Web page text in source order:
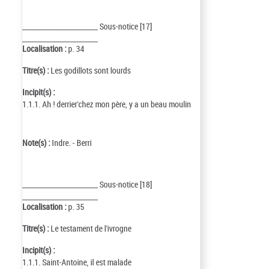
_________________________ Sous-notice [17]
Localisation :p. 34
Titre(s) : Les godillots sont lourds
Incipit(s) :
1.1.1. Ah ! derrier'chez mon père, y a un beau moulin
Note(s) : Indre. - Berri
_________________________ Sous-notice [18]
Localisation :p. 35
Titre(s) : Le testament de l'ivrogne
Incipit(s) :
1.1.1. Saint-Antoine, il est malade